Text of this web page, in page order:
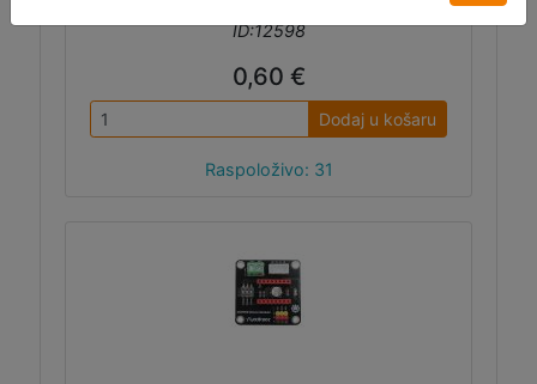
ID:12598
0,60 €
Dodaj u košaru
Raspoloživo: 31